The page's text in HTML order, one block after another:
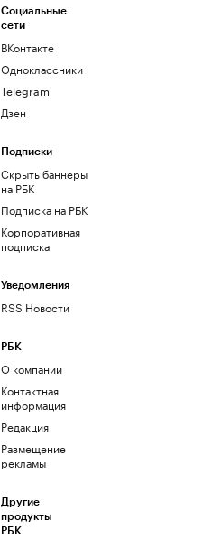
Социальные
сети
ВКонтакте
Одноклассники
Telegram
Дзен
Подписки
Скрыть баннеры
на РБК
Подписка на РБК
Корпоративная
подписка
Уведомления
RSS Новости
РБК
О компании
Контактная
информация
Редакция
Размещение
рекламы
Другие
продукты
РБК